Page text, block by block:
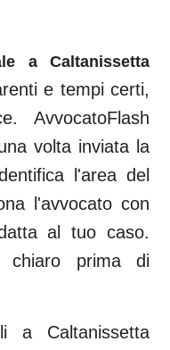
aCaltanissetta
e tempi certi,
AvvocatoFlash
volta inviata la
l'area del
l'avvocato con
al tuo caso.
chiaro prima di
a
Caltanissetta